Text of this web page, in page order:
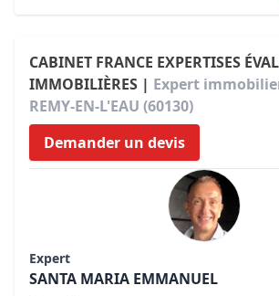
CABINET FRANCE EXPERTISES
IMMOBILIÈRES | Expert
REMY-EN-L'EAU (60130)
Demander un devis
Expert
SANTA MARIA EMMANUEL